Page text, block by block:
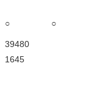
○
○
39480
1645